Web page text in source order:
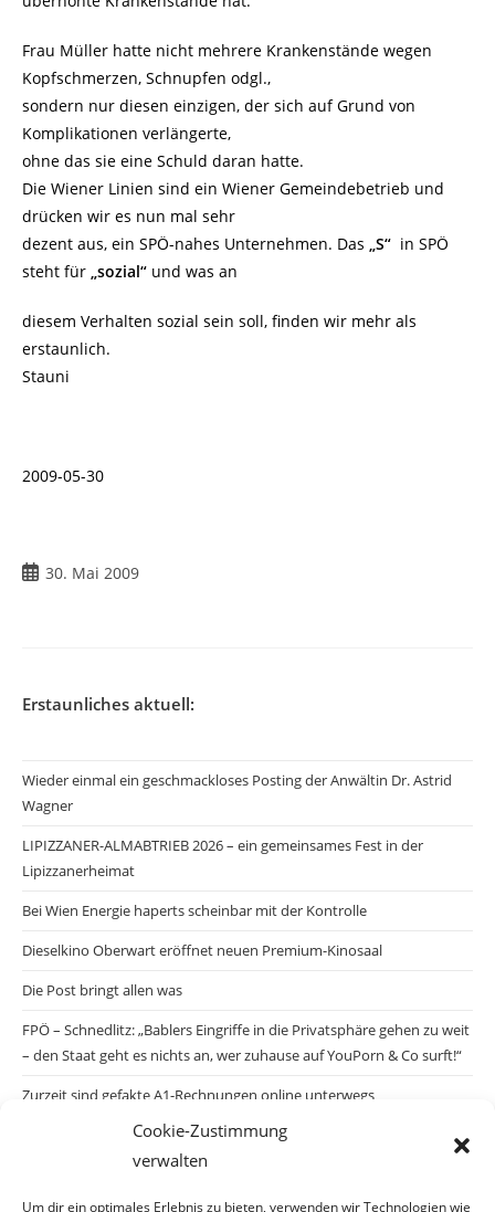
Cookie-Zustimmung
verwalten
Um dir ein optimales Erlebnis zu bieten, verwenden wir Technologien wie
Frau Müller hatte nicht mehrere Krankenstände wegen
Kopfschmerzen, Schnupfen odgl.,
sondern nur diesen einzigen, der sich auf Grund von
Komplikationen verlängerte,
ohne das sie eine Schuld daran hatte.
Die Wiener Linien sind ein Wiener Gemeindebetrieb und
drücken wir es nun mal sehr
dezent aus, ein SPÖ-nahes Unternehmen. Das „S“ in SPÖ
steht für „sozial“ und was an
diesem Verhalten sozial sein soll, finden wir mehr als
erstaunlich.
Stauni
2009-05-30
Beitrag
30. Mai 2009
Erstaunliches aktuell:
Wieder einmal ein geschmackloses Posting der Anwältin Dr. Astrid
Wagner
LIPIZZANER-ALMABTRIEB 2026 – ein gemeinsames Fest in der
Lipizzanerheimat
Bei Wien Energie haperts scheinbar mit der Kontrolle
Dieselkino Oberwart eröffnet neuen Premium-Kinosaal
Die Post bringt allen was
FPÖ – Schnedlitz: „Bablers Eingriffe in die Privatsphäre gehen zu weit
– den Staat geht es nichts an, wer zuhause auf YouPorn & Co surft!“
Zurzeit sind gefakte A1-Rechnungen online unterwegs
Salzburgs Juden und ihre Sicherheit: „Erst nach einem Anschlag wäre
die Gefahr endlich konkret!“
Biologisches Wunder in Ceuta